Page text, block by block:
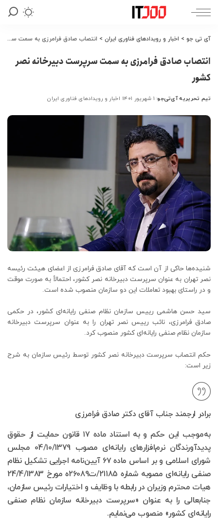
آی تی جو > اخبار و رویدادهای فناوری ایران > انتصاب صادق فرامرزی به سمت سرپرست دبیرخانه نصر کشور
انتصاب صادق فرامرزی به سمت سرپرست دبیرخانه نصر
کشور
ارسال
توسط
تیم تحریریه آی‌تی‌جو ۱ شهریور ۱۴۰۱ اخبار و رویدادهای فناوری ایران
شنیده‌ها حاکی از آن است که آقای صادق فرامرزی از اعضای هیئت رئیسه
نصر تهران به عنوان سرپرست دبیرخانه نصر کشور، احتمالاً به صورت موقت
و در راستای بهبود تعاملات این دو سازمان منصوب شده است.
سید حسن هاشمی رییس سازمان نظام صنفی رایانه‌ای کشور، در حکمی
صادق فرامرزی، نائب رییس نصر تهران را به عنوان سرپرست دبیرخانه
سازمان نظام صنفی رایانه‌ای کشور منصوب کرد.
حکم انتصاب سرپرست دبیرخانه نصر کشور توسط رئیس سازمان به شرح
زیر است:
برادر ارجمند جناب آقای دکتر صادق فرامرزی
به‌موجب این حکم و به استناد ماده ۱۷ قانون حمایت از حقوق
پدیدآورندگان نرم‌افزارهای رایانه‌ای مصوب 04/10/1379 مجلس
شورای اسلامی و بر اساس ماده ۶۷ آیین‌نامه اجرایی تشکیل نظام
صنفی رایانه‌ای مصوبه شماره 21185/ت26089ه مورخ 24/4/1383
هیات محترم وزیران در رابطه با وظایف و اختیارات رئیس سازمان،
جنابعالی را به عنوان «سرپرست دبیرخانه سازمان نظام صنفی
رایانه‌ای کشور» منصوب می‌نمایم.